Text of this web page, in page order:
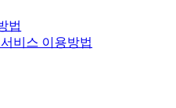
법
비스 이용방법